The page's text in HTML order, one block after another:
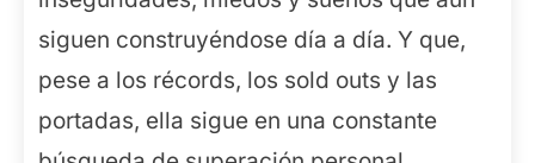
siguen construyéndose día a día. Y que,
pese a los récords, los sold outs y las
portadas, ella sigue en una constante